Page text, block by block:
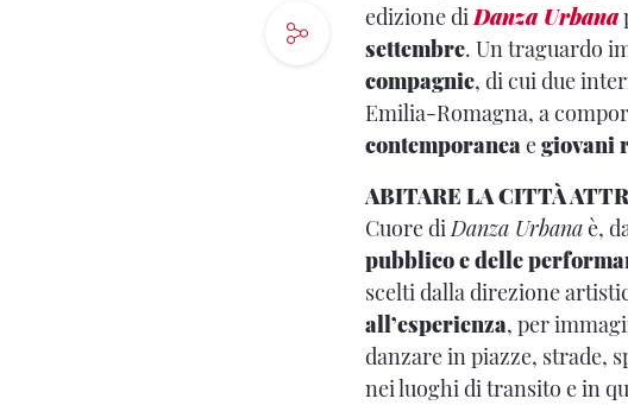
edizione diDanza Urbana
settembre. Un traguardo
compagnie, di cui due
Emilia-Romagna, a
contemporaneaegiovani
ABITARE LA CITTÀ
Cuore diDanza Urbanaè,
pubblico e delle
scelti dalla direzione
all’esperienza, per
danzare in piazze, strade,
nei luoghi di transito e in